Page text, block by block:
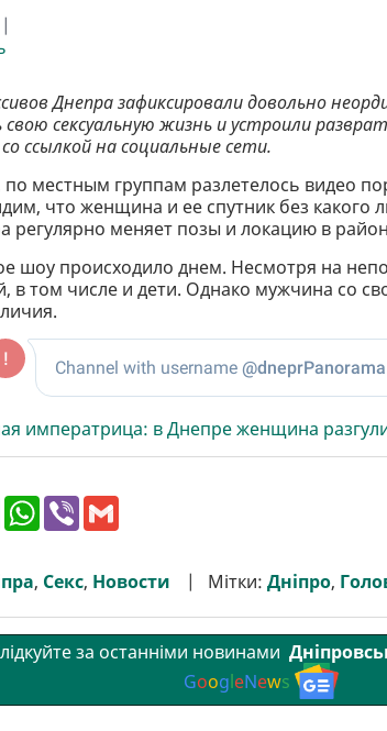
Днепра зафиксировали довольно
сексуальную жизнь и устроили
со ссылкой на социальные сети.
по местным группам разлетелось видео
что женщина и ее спутник без какого
регулярно меняет позы и локацию в
шоу происходило днем. Несмотря на
в том числе и дети. Однако мужчина со
императрица: в Днепре женщина
T
e
g
r
W
h
s
A
V
r l
, Секс, Новости Мітки: Дніпро,
за останніми новинами
GoogleNews